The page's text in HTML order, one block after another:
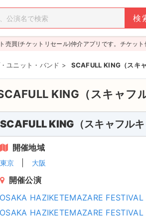
売買(チケットリセール)仲介アプリです。チケッ
ユニット・バンド > SCAFULL KING（スキ
KING（スキャフ
SCAFULL KING（スキャフル
開催地域
東京 大阪
開催公演
OSAKA HAZIKETEMAZARE
OSAKA HAZIKETEMAZARE